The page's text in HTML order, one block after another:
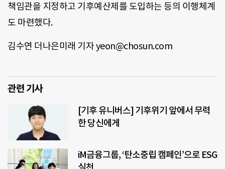
책임관을 지정하고 기후예산제를 도입하는 등의 이행체계
도 마련했다.
김수연 더나은미래 기자 yeon@chosun.com
관련 기사
[기후 유니버스] 기후위기 앞에서 무력
한 당신에게
iM금융그룹, ‘탄소중립 캠페인’으로 ESG